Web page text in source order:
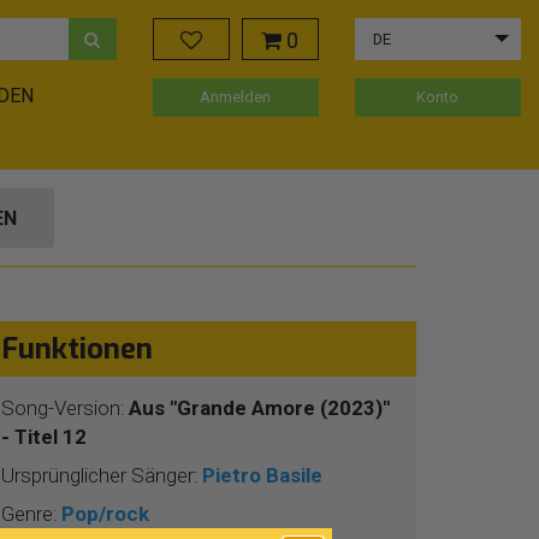
0 DE
Anmelden Konto
Funktionen
Song-Version: Aus "Grande Amore (2023)"
- Titel 12
Ursprünglicher Sänger: Pietro Basile
Genre: Pop/rock